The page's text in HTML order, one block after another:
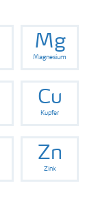
Mg
Magnesium
Cu
Kupfer
Zn
Zink